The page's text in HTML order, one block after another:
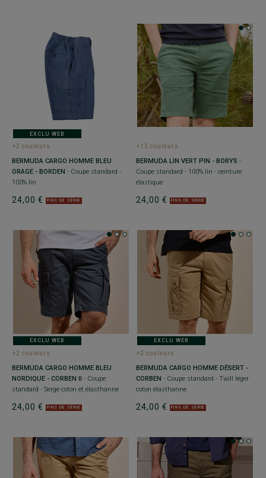
EXCLU WEB
+2 couleurs
BERMUDA CARGO HOMME BLEU
ORAGE - BORDEN - Coupe standard -
100% lin
24,00 € FINS DE SÉRIE
+13 couleurs
BERMUDA LIN VERT PIN - BORYS -
Coupe standard - 100% lin - ceinture
élastique
24,00 € FINS DE SÉRIE
EXCLU WEB
+2 couleurs
BERMUDA CARGO HOMME BLEU
NORDIQUE - CORBEN II - Coupe
standard - Serge coton et élasthanne
24,00 € FINS DE SÉRIE
EXCLU WEB
+2 couleurs
BERMUDA CARGO HOMME DÉSERT -
CORBEN - Coupe standard - Twill léger
coton élasthanne
24,00 € FINS DE SÉRIE